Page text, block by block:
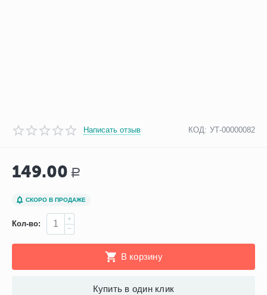
Написать отзыв КОД: УТ-00000082
149.00 Р
СКОРО В ПРОДАЖЕ
Кол-во:
+
−
В корзину
Купить в один клик